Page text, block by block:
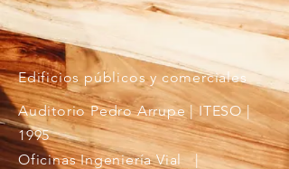
Edificios públicos y comerciales
Auditorio Pedro Arrupe | ITESO |
1995
Oficinas Ingeniería Vial |